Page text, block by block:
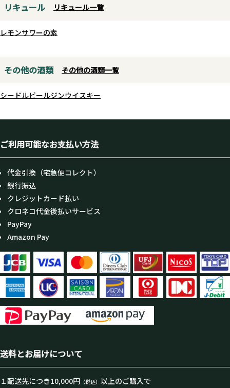
リキュール リキュール一覧
レモンサワーの素
その他の酒類 その他の酒類一覧
シードルビールジンウイスキー
ご利用可能なお支払い方法
代金引換（宅急便コレクト）
銀行振込
クレジットカード払い
クロネコ代金後払いサービス
PayPay
Amazon Pay
送料とお届けについて
１配送先につき10,000円 （税込） 以上のご購入で